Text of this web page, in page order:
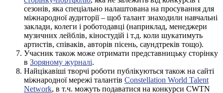
сезонів, яка спеціально налаштована на просування для
міжнародної аудиторії – щоб талант знаходили навчальні
заклади, колеги і роботодавці (наприклад, менеджери
музичних лейблів, кіностудій і т.д. коли шукатимуть
артистів, співаків, авторів пісень, саундтреків тощо).
Учасник також може отримати представницьку сторінку
в Зоряному журналі.
Найцікавіші творчі роботи публікуються також на сайті
міжнародної мережі талантів Constellation World Talent
Network, в т.ч. можуть подаватися на конкурси CWTN